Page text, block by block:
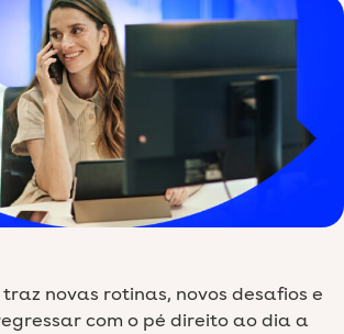
novas rotinas, novos desafios e
com o pé direito ao dia a